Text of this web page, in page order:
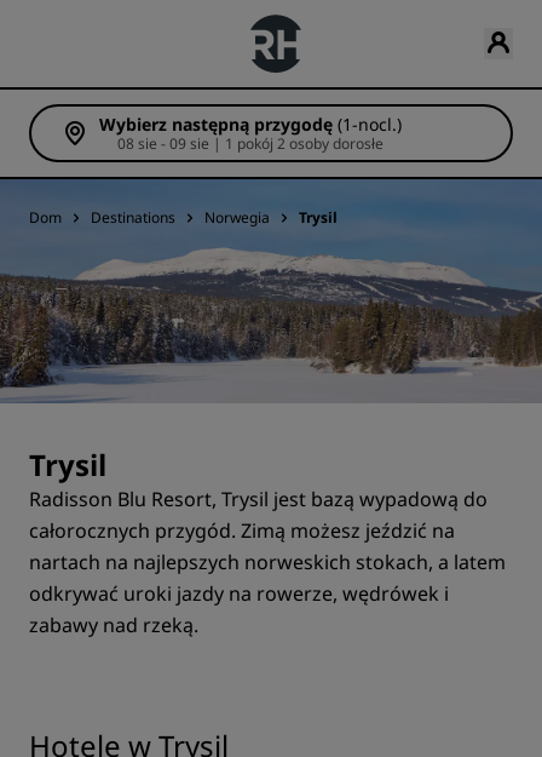
Wybierz następną przygodę (1-nocl.)
08 sie - 09 sie | 1 pokój 2 osoby dorosłe
Dom Destinations Norwegia Trysil
Trysil
Radisson Blu Resort, Trysil jest bazą wypadową do
całorocznych przygód. Zimą możesz jeździć na
nartach na najlepszych norweskich stokach, a latem
odkrywać uroki jazdy na rowerze, wędrówek i
zabawy nad rzeką.
Hotele w Trysil